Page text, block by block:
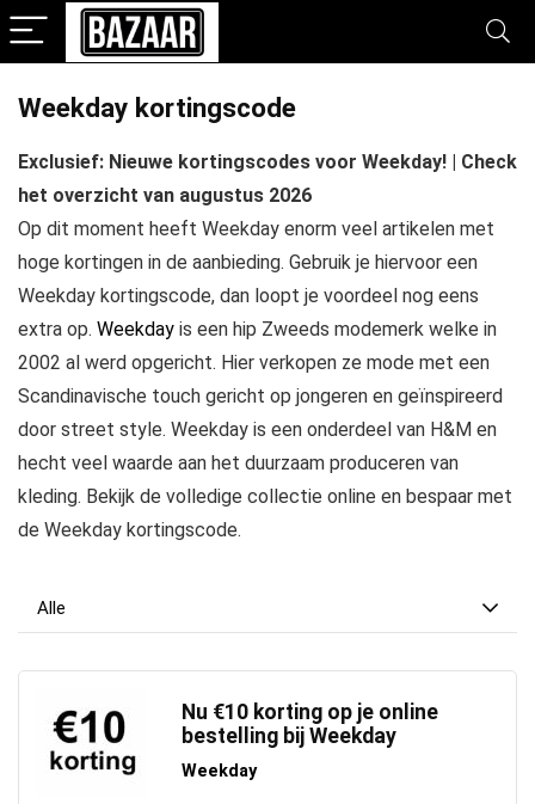
Weekday kortingscode
Exclusief: Nieuwe kortingscodes voor Weekday! | Check
het overzicht van augustus 2026
Op dit moment heeft Weekday enorm veel artikelen met
hoge kortingen in de aanbieding. Gebruik je hiervoor een
Weekday kortingscode, dan loopt je voordeel nog eens
extra op. Weekday is een hip Zweeds modemerk welke in
2002 al werd opgericht. Hier verkopen ze mode met een
Scandinavische touch gericht op jongeren en geïnspireerd
door street style. Weekday is een onderdeel van H&M en
hecht veel waarde aan het duurzaam produceren van
kleding. Bekijk de volledige collectie online en bespaar met
de Weekday kortingscode.
Alle
Nu €10 korting op je online
bestelling bij Weekday
Weekday